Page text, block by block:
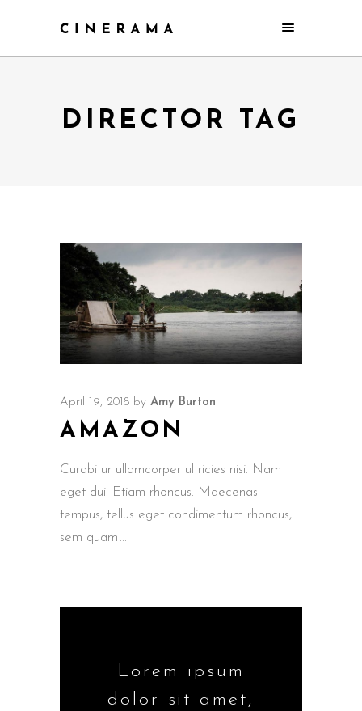
DIRECTOR TAG
April 19, 2018 by Amy Burton
AMAZON
Curabitur ullamcorper ultricies nisi. Nam
eget dui. Etiam rhoncus. Maecenas
tempus, tellus eget condimentum rhoncus,
sem quam
Lorem ipsum
dolor sit amet,